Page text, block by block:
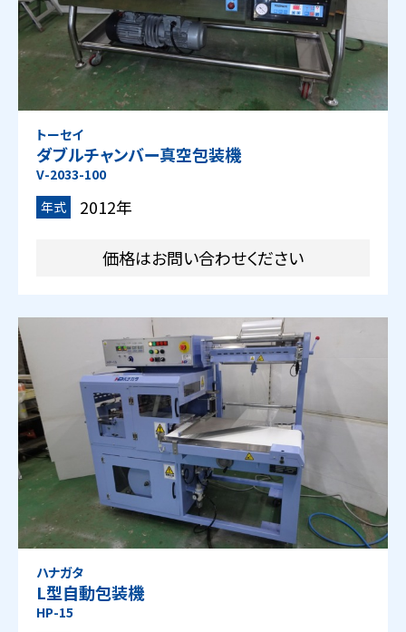
トーセイ
ダブルチャンバー真空包装機
V-2033-100
年式
2012年
価格はお問い合わせください
ハナガタ
L型自動包装機
HP-15